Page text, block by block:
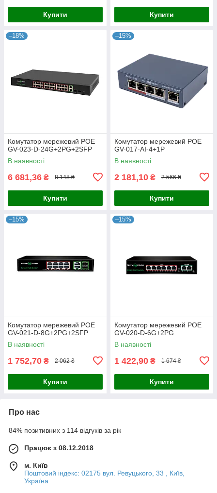
Купити Купити
–18%
Комутатор мережевий POE
GV-023-D-24G+2PG+2SFP
В наявності
6 681,36 ₴ 8 148 ₴
Купити
–15%
Комутатор мережевий POE
GV-017-AI-4+1P
В наявності
2 181,10 ₴ 2 566 ₴
Купити
–15%
Комутатор мережевий POE
GV-021-D-8G+2PG+2SFP
В наявності
1 752,70 ₴ 2 062 ₴
Купити
–15%
Комутатор мережевий POE
GV-020-D-6G+2PG
В наявності
1 422,90 ₴ 1 674 ₴
Купити
Про нас
84% позитивних з 114 відгуків за рік
Працює з 08.12.2018
м. Київ
Поштовий індекс: 02175 вул. Ревуцького, 33 , Київ,
Україна